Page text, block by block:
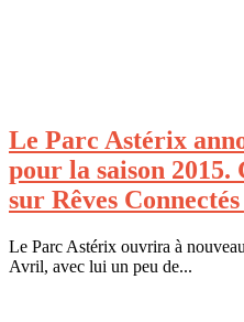
Le Parc Astérix
pour la saison 2015.
sur Rêves
Le Parc Astérix ouvrira à
Avril, avec lui un peu de...